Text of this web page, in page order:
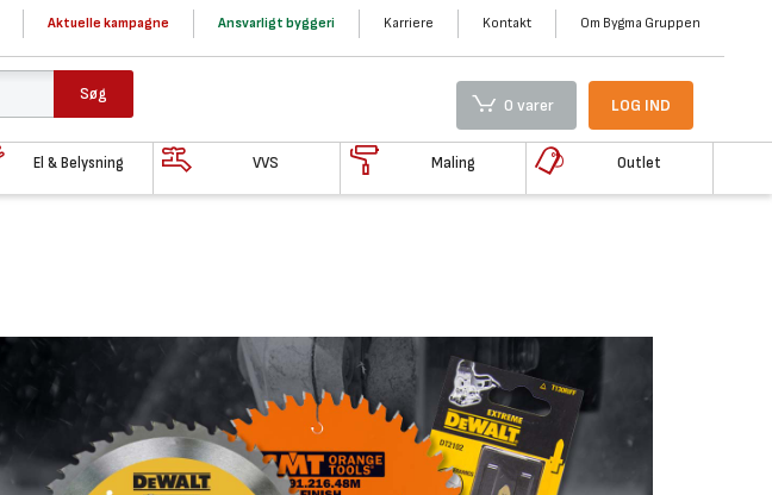
Aktuelle kampagne Ansvarligt byggeri Karriere Kontakt Om Bygma Gruppen
Søg
0 varer LOG IND
El & Belysning VVS Maling Outlet